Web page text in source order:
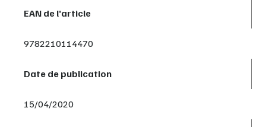
EAN de l’article
9782210114470
Date de publication
15/04/2020